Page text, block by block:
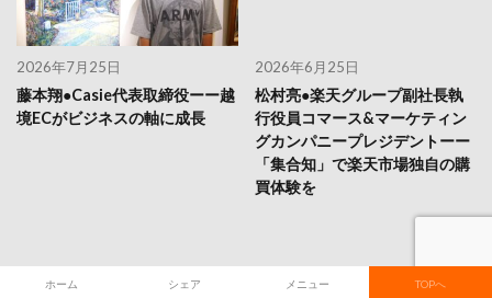
2026年7月25日
藤本翔●Casie代表取締役ーー越
境ECがビジネスの軸に成長
2026年6月25日
松村亮●楽天グループ副社長執
行役員コマース&マーケティン
グカンパニープレジデントーー
「集合知」で楽天市場独自の購
買体験を
ホーム シェア メニュー TOPへ